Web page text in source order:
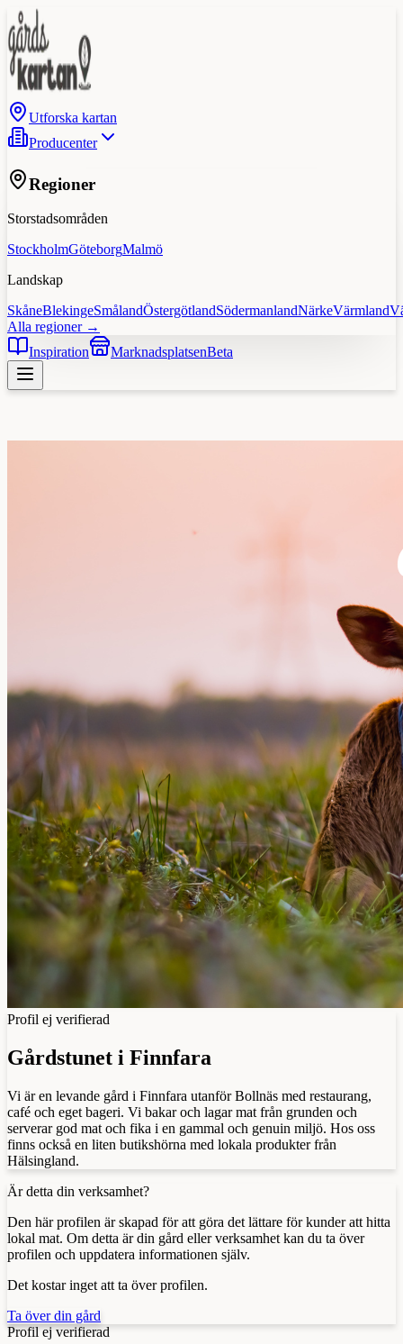
Utforska kartan
Producenter
Regioner
Storstadsområden
StockholmGöteborgMalmö
Landskap
SkåneBlekingeSmålandÖstergötlandSödermanlandNärkeVärmland
Alla regioner →
Inspiration
MarknadsplatsenBeta
Profil ej verifierad
Gårdstunet i Finnfara
Vi är en levande gård i Finnfara utanför Bollnäs med restaurang,
café och eget bageri. Vi bakar och lagar mat från grunden och
serverar god mat och fika i en gammal och genuin miljö. Hos oss
finns också en liten butikshörna med lokala produkter från
Hälsingland.
Är detta din verksamhet?
Den här profilen är skapad för att göra det lättare för kunder att hitta
lokal mat. Om detta är din gård eller verksamhet kan du ta över
profilen och uppdatera informationen själv.
Det kostar inget att ta över profilen.
Ta över din gård
Profil ej verifierad